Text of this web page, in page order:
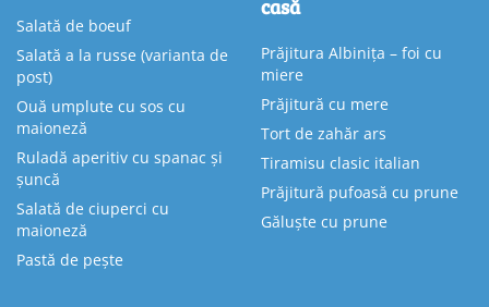
Salată de boeuf
Salată a la russe (varianta de
post)
Ouă umplute cu sos cu
maioneză
Ruladă aperitiv cu spanac și
șuncă
Salată de ciuperci cu
maioneză
Pastă de pește
casă
Prăjitura Albinița – foi cu
miere
Prăjitură cu mere
Tort de zahăr ars
Tiramisu clasic italian
Prăjitură pufoasă cu prune
Găluște cu prune